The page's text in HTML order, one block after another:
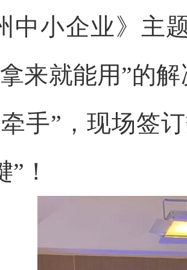
中小企业》主
来就能用”的
手”，现场签
”！